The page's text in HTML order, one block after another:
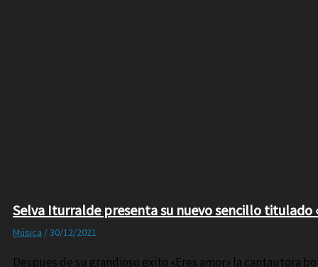
Selva Iturralde presenta su nuevo sencillo titulado
Música /30/12/2021
Despues de su grandioso exito «Eres amor» la